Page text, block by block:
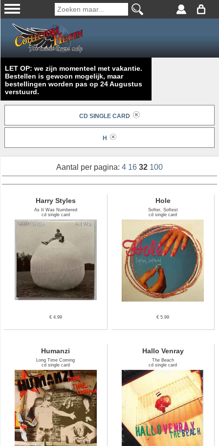
LET OP: we zijn momenteel met vakantie.
Bestellen is gewoon mogelijk, maar
bestellingen worden pas op 24 Augustus
verstuurd.
CD SINGLE CARD
H
Aantal per pagina: 4 16 32 100
Harry Styles
As It Was Numbered
cd single card
€ 4.99
Hole
Softer, Softest
cd single card
€ 5.99
Humanzi
Long Time Coming
cd single card
Hallo Venray
The Beach
cd single card